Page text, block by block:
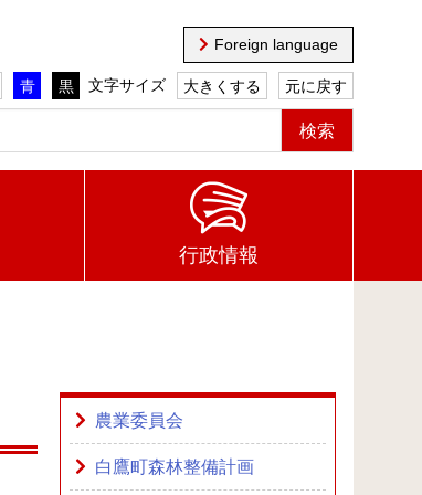
Foreign language
青 黒 文字サイズ 大きくする 元に戻す
行政情報
農業委員会
白鷹町森林整備計画